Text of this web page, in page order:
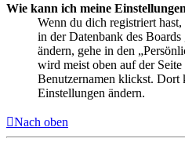
Wie kann ich meine
Wenn du dich registriert
in der Datenbank des
ändern, gehe in den
wird meist oben auf der
Benutzernamen klickst. Dort
Einstellungen ändern.
Nach oben